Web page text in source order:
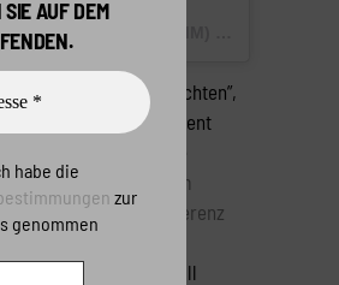
ausgelegt für Geschichten”,
der Lämmer”-Produzent
von Geschichten im
auf der Digial Konferenz
Texas
immer und überall
AUF DEM
habe die
zur
genommen